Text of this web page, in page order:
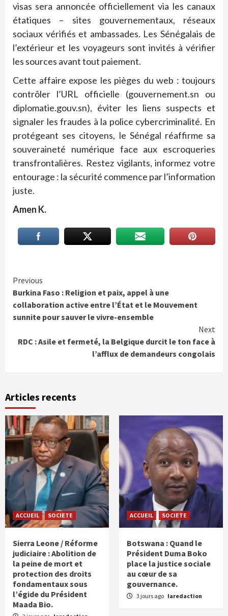
visas sera annoncée officiellement via les canaux
étatiques – sites gouvernementaux, réseaux
sociaux vérifiés et ambassades. Les Sénégalais de
l’extérieur et les voyageurs sont invités à vérifier
les sources avant tout paiement.
Cette affaire expose les pièges du web : toujours
contrôler l’URL officielle (gouvernement.sn ou
diplomatie.gouv.sn), éviter les liens suspects et
signaler les fraudes à la police cybercriminalité. En
protégeant ses citoyens, le Sénégal réaffirme sa
souveraineté numérique face aux escroqueries
transfrontalières. Restez vigilants, informez votre
entourage : la sécurité commence par l’information
juste.
Amen K.
Continue
Reading
Previous
Burkina Faso : Religion et paix, appel à une
collaboration active entre l’État et le Mouvement
sunnite pour sauver le vivre-ensemble
Next
RDC : Asile et fermeté, la Belgique durcit le ton face à
l’afflux de demandeurs congolais
Articles recents
ACCUEIL SOCIETE
Sierra Leone / Réforme
judiciaire : Abolition de
la peine de mort et
protection des droits
fondamentaux sous
l’égide du Président
Maada Bio.
ACCUEIL SOCIETE
Botswana : Quand le
Président Duma Boko
place la justice sociale
au cœur de sa
gouvernance.
3 jours ago laredaction